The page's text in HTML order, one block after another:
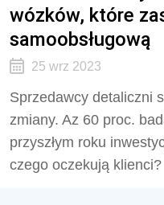
wózków, które
samoobsługową
25 wrz 2023
Sprzedawcy detaliczni
zmiany. Az 60 proc.
przyszłym roku
czego oczekują klienci?